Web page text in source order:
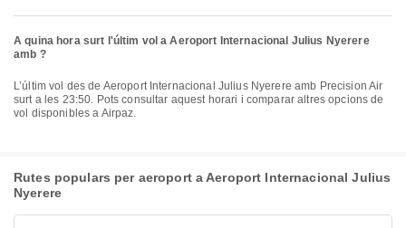
A quina hora surt l'últim vol a Aeroport Internacional Julius Nyerere
amb ?
L’últim vol des de Aeroport Internacional Julius Nyerere amb Precision Air
surt a les 23:50. Pots consultar aquest horari i comparar altres opcions de
vol disponibles a Airpaz.
Rutes populars per aeroport a Aeroport Internacional Julius
Nyerere